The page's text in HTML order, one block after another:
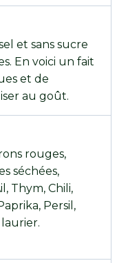
et sans sucre
En voici un fait
et de
au goût.
rouges,
séchées,
Thym, Chili,
Persil,